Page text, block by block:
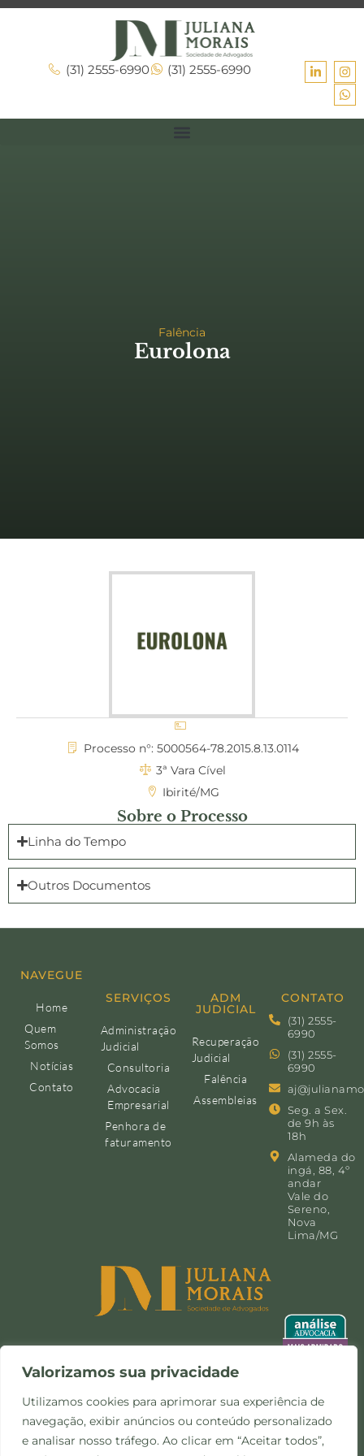
Valorizamos sua privacidade
Utilizamos cookies para aprimorar sua experiência de
navegação, exibir anúncios ou conteúdo personalizado
e analisar nosso tráfego. Ao clicar em “Aceitar todos”,
(31) 2555-6990 (31) 2555-6990
Falência
Eurolona
Processo n°: 5000564-78.2015.8.13.0114
3ª Vara Cível
Ibirité/MG
Sobre o Processo
Linha do Tempo
Outros Documentos
NAVEGUE
Home
Quem
Somos
Notícias
Contato
SERVIÇOS
Administração
Judicial
Consultoria
Advocacia
Empresarial
Penhora de
faturamento
ADM
JUDICIAL
Recuperação
Judicial
Falência
Assembleias
CONTATO
(31) 2555-
6990
(31) 2555-
6990
Seg. a Sex.
de 9h às
18h
Alameda do
ingá, 88, 4º
andar
Vale do
Sereno,
Nova
Lima/MG
Política de
Privacidade e Cookies
©Copyright 2024 -
Todos os direitos
reservados.
Site desenvolvido pela
Otimize Comunicação